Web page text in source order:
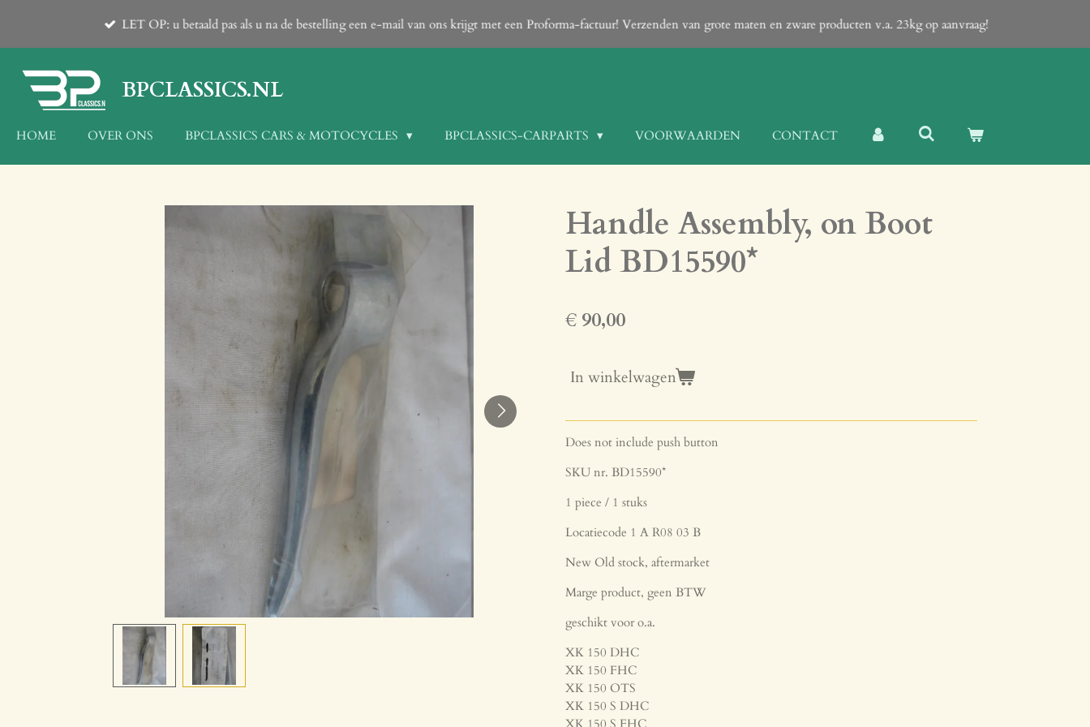
naar
hoofdinhoud
LET OP: u betaald pas als u na de bestelling een e-mail van ons krijgt met een Proforma-factuur! Verzenden van grote maten en zware producten v.a. 23kg op aanvraag!
BPCLASSICS.NL
HOME OVER ONS BPCLASSICS CARS & MOTOCYCLES BPCLASSICS-CARPARTS VOORWAARDEN CONTACT
Handle Assembly, on Boot
Lid BD15590*
€ 90,00
In winkelwagen
Does not include push button
SKU nr. BD15590*
1 piece / 1 stuks
Locatiecode 1 A R08 03 B
New Old stock, aftermarket
Marge product, geen BTW
geschikt voor o.a.
XK 150 DHC
XK 150 FHC
XK 150 OTS
XK 150 S DHC